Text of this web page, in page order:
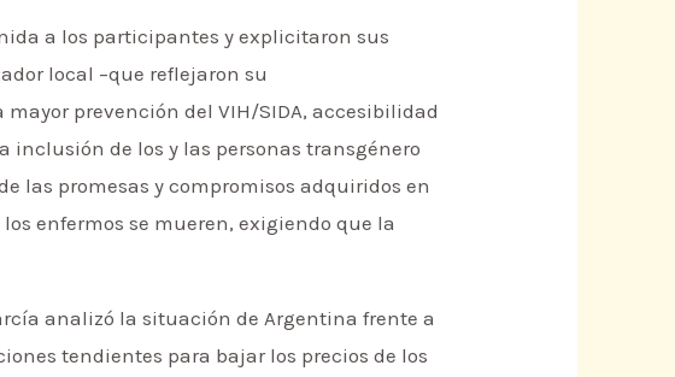
a los participantes y explicitaron sus
local –que reflejaron su
prevención del VIH/SIDA, accesibilidad
inclusión de los y las personas transgénero
las promesas y compromisos adquiridos en
enfermos se mueren, exigiendo que la
analizó la situación de Argentina frente a
tendientes para bajar los precios de los